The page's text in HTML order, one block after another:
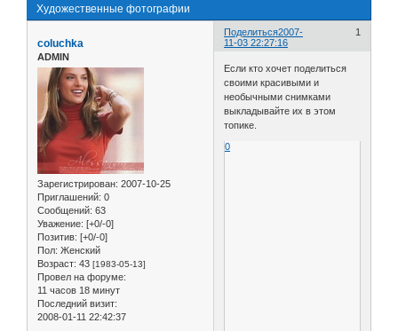
Художественные фотографии
Поделиться 1
2007-
11-03 22:27:16
coluchka
ADMIN
Зарегистрирован: 2007-10-25
Приглашений: 0
Сообщений: 63
Уважение: [+0/-0]
Позитив: [+0/-0]
Пол: Женский
Возраст: 43 [1983-05-13]
Провел на форуме:
11 часов 18 минут
Последний визит:
2008-01-11 22:42:37
Если кто хочет поделиться
своими красивыми и
необычными снимками
выкладывайте их в этом
топике.
0